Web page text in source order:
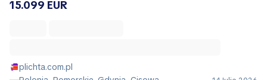
15.099 EUR
plichta.com.pl